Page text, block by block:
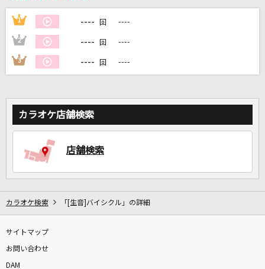
1 ---- 回 ----
2 ---- 回 ----
3 ---- 回 ----
カラオケ店舗検索
店舗検索
カラオケ検索 「[生音]バイシクル」の詳細
サイトマップ
お問い合わせ
DAM